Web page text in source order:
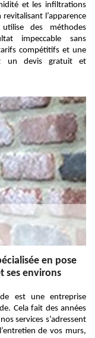
et les infiltrations
l’apparence
des méthodes
impeccable sans
compétitifs et une
un devis gratuit et
en pose
ses environs
est une entreprise
Cela fait des années
services s’adressent
de vos murs,